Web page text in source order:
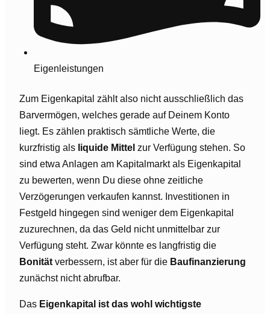
Eigenleistungen
Zum Eigenkapital zählt also nicht ausschließlich das
Barvermögen, welches gerade auf Deinem Konto
liegt. Es zählen praktisch sämtliche Werte, die
kurzfristig als liquide Mittel zur Verfügung stehen. So
sind etwa Anlagen am Kapitalmarkt als Eigenkapital
zu bewerten, wenn Du diese ohne zeitliche
Verzögerungen verkaufen kannst. Investitionen in
Festgeld hingegen sind weniger dem Eigenkapital
zuzurechnen, da das Geld nicht unmittelbar zur
Verfügung steht. Zwar könnte es langfristig die
Bonität verbessern, ist aber für die Baufinanzierung
zunächst nicht abrufbar.
Das Eigenkapital ist das wohl wichtigste